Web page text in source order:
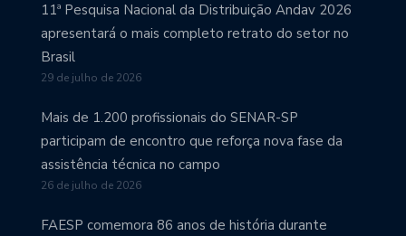
11ª Pesquisa Nacional da Distribuição Andav 2026
apresentará o mais completo retrato do setor no
Brasil
29 de julho de 2026
Mais de 1.200 profissionais do SENAR-SP
participam de encontro que reforça nova fase da
assistência técnica no campo
26 de julho de 2026
FAESP comemora 86 anos de história durante